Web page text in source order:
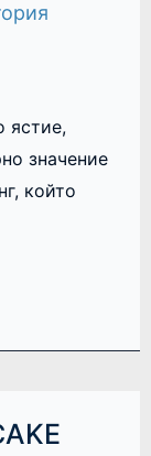
ястие,
значение
който